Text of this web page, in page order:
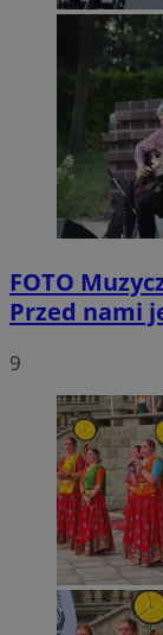
FOTO
Przed nami
9